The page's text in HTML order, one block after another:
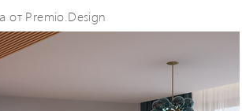
от Premio.Design